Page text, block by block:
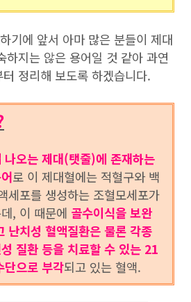
기에 앞서 아마 많은 분들이 제대
하지는 않은 용어일 것 같아 과연
정리해 보도록 하겠습니다.
나오는 제대(탯줄)에 존재하는
로 이 제대혈에는 적혈구와 백
세포를 생성하는 조혈모세포가
, 이 때문에 골수이식을 보완
난치성 혈액질환은 물론 각종
질환 등을 치료할 수 있는 21
단으로 부각되고 있는 혈액.